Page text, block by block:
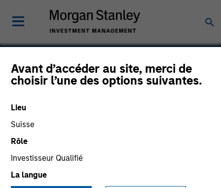
Avant d’accéder au site, merci de
choisir l’une des options suivantes.
Lieu
Suisse
Rôle
Investisseur Qualifié
La langue
Flip AI